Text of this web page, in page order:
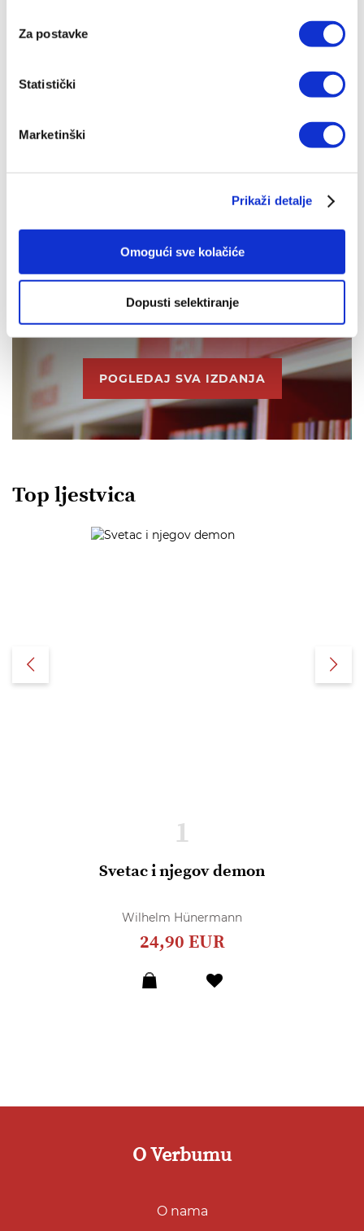
Za postavke
Statistički
Marketinški
Prikaži detalje
Omogući sve kolačiće
Dopusti selektiranje
19,91 EUR
IZDANJA NAKLADE VERBUM
POGLEDAJ SVA IZDANJA
Top ljestvica
1
Svetac i njegov demon
Wilhelm Hünermann
24,90 EUR
O Verbumu
O nama